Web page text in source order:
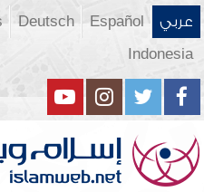
عربي Español
Deutsch
Indonesia